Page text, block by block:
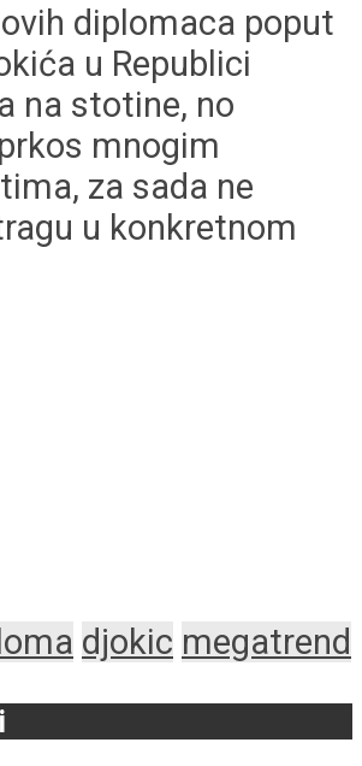
diplomaca poput
u Republici
na stotine, no
mnogim
za sada ne
u konkretnom
djokic megatrend